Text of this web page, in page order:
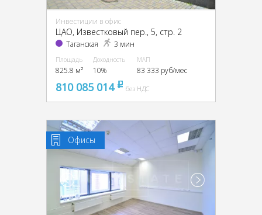
Инвестиции в офис
ЦАО, Известковый пер., 5, стр. 2
Таганская 3 мин
Площадь
825.8 м²
Доходность
10%
МАП
83 333 руб/мес
810 085 014 pуббез НДС
Офисы